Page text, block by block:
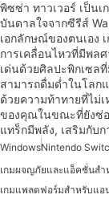
พิซซ่า ทาวเวอร์ เป็น
บันดาลใจจากซีรีส์
เอกลักษณ์ของตนเอง
การเคลื่อนไหวที่มีพล
เด่นด้วยศิลปะพิกเซล
สามารถดื่มด่ำในโลก
ด้วยความท้าทายที่ไม่
ของคุณในขณะที่ยังซ่
แทร็กมีพลัง, เสริมกับก
WindowsNintendo
เกมผจญภัยและแอ็คชั่นสำ
เกมแพลตฟอร์มสำหรับแอ